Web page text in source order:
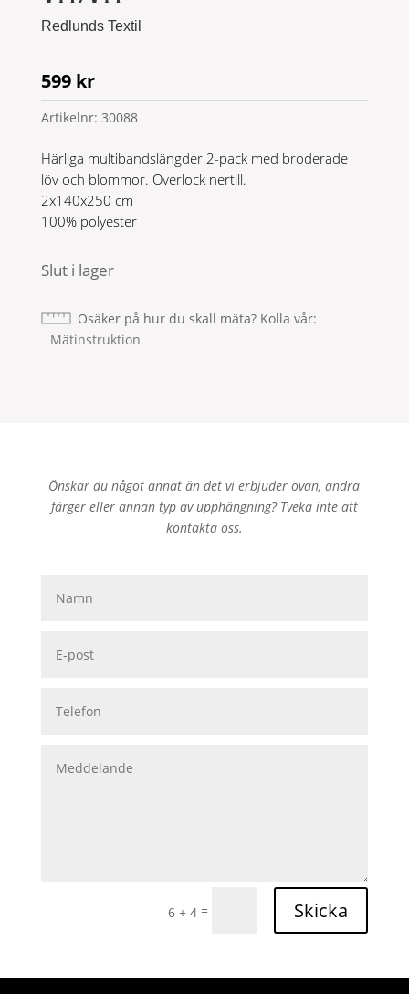
Redlunds Textil
599 kr
Artikelnr: 30088
Härliga multibandslängder 2-pack med broderade
löv och blommor. Overlock nertill.
2x140x250 cm
100% polyester
Slut i lager
Osäker på hur du skall mäta? Kolla vår
Mätinstruktion
Önskar du något annat än det vi erbjuder ovan, andra
färger eller annan typ av upphängning? Tveka inte att
kontakta oss.
6 + 4 = Skicka